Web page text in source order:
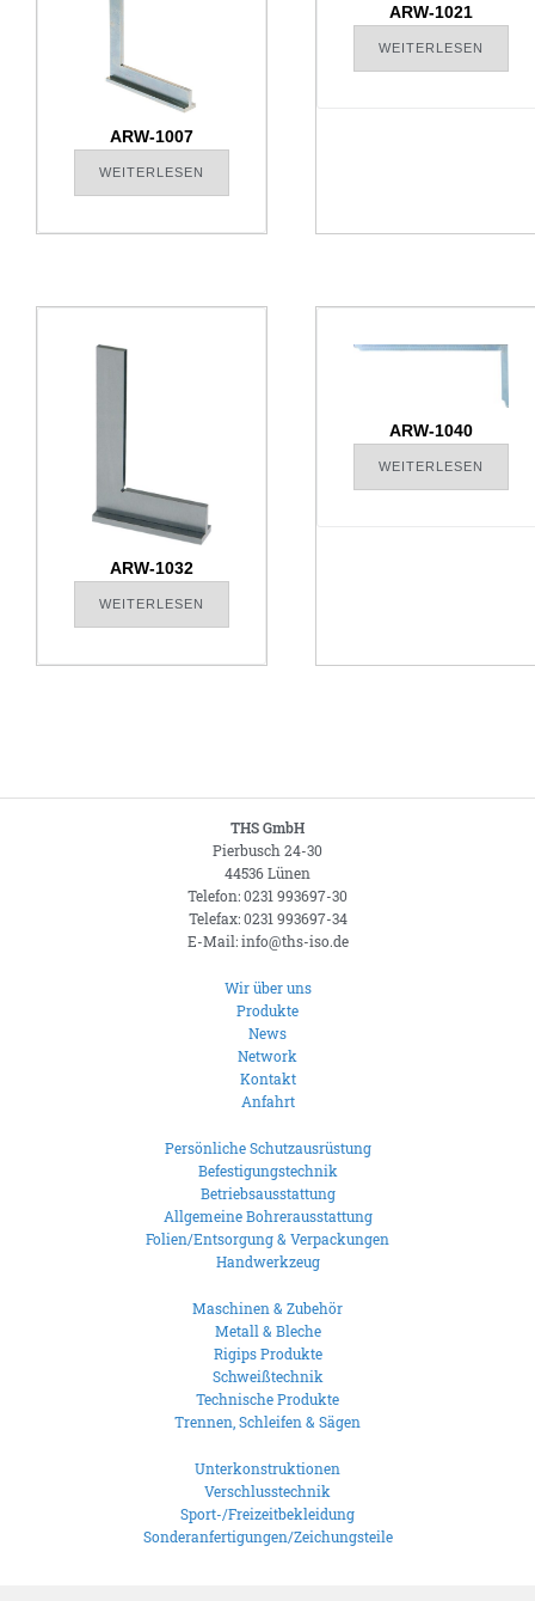
ARW-1007
WEITERLESEN
ARW-1021
WEITERLESEN
ARW-1032
WEITERLESEN
ARW-1040
WEITERLESEN
THS GmbH
Pierbusch 24-30
44536 Lünen
Telefon: 0231 993697-30
Telefax: 0231 993697-34
E-Mail: info@ths-iso.de
Wir über uns
Produkte
News
Network
Kontakt
Anfahrt
Persönliche Schutzausrüstung
Befestigungstechnik
Betriebsausstattung
Allgemeine Bohrerausstattung
Folien/Entsorgung & Verpackungen
Handwerkzeug
Maschinen & Zubehör
Metall & Bleche
Rigips Produkte
Schweißtechnik
Technische Produkte
Trennen, Schleifen & Sägen
Unterkonstruktionen
Verschlusstechnik
Sport-/Freizeitbekleidung
Sonderanfertigungen/Zeichungsteile